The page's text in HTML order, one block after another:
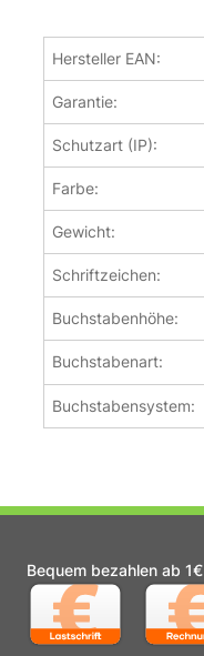
Hersteller EAN:
Garantie:
Schutzart (IP):
Farbe:
Gewicht:
Schriftzeichen:
Buchstabenhöhe:
Buchstabenart:
Buchstabensystem:
Bequem bezahlen ab 1€